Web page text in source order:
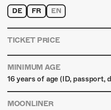
DE FR EN
TICKET PRICE
MINIMUM AGE
16 years of age (ID, passport,
MOONLINER